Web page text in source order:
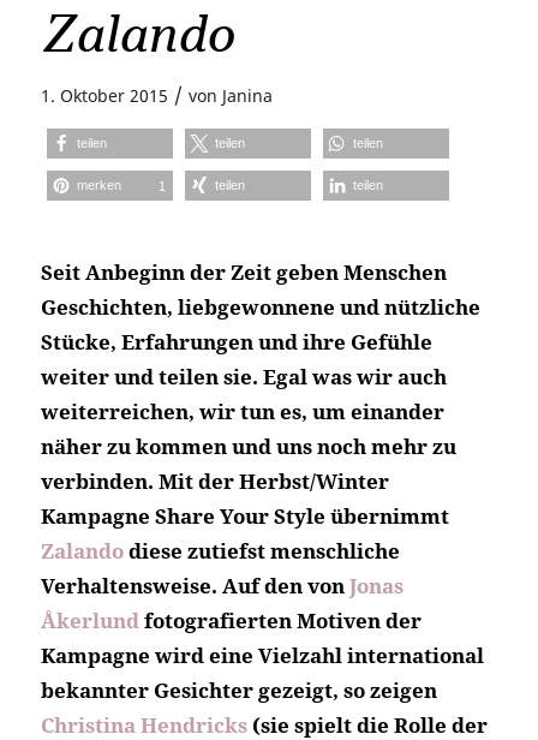
Zalando
1. Oktober 2015 / von Janina
teilen teilen teilen
merken 1 teilen teilen
Seit Anbeginn der Zeit geben Menschen
Geschichten, liebgewonnene und nützliche
Stücke, Erfahrungen und ihre Gefühle
weiter und teilen sie. Egal was wir auch
weiterreichen, wir tun es, um einander
näher zu kommen und uns noch mehr zu
verbinden. Mit der Herbst/Winter
Kampagne Share Your Style übernimmt
Zalandodiese zutiefst menschliche
Verhaltensweise. Auf den vonJonas
Åkerlundfotografierten Motiven der
Kampagne wird eine Vielzahl international
bekannter Gesichter gezeigt, so zeigen
Christina Hendricks(sie spielt die Rolle der